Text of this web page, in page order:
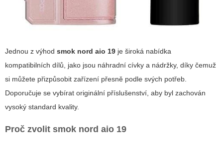
Jednou z výhod smok nord aio 19 je široká nabídka
kompatibilních dílů, jako jsou náhradní cívky a nádržky, díky čemuž
si můžete přizpůsobit zařízení přesně podle svých potřeb.
Doporučuje se vybírat originální příslušenství, aby byl zachován
vysoký standard kvality.
Proč zvolit smok nord aio 19